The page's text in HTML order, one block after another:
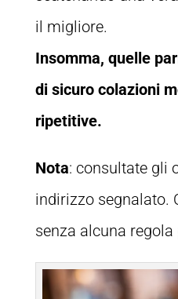
il migliore.
Insomma, quelle
di sicuro colazioni
ripetitive.
Nota: consultate gli
indirizzo segnalato.
senza alcuna regola